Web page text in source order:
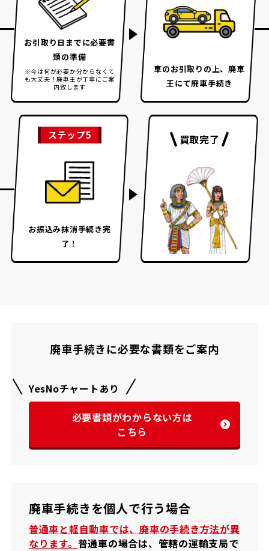
お引取り日までに必要書
類の準備
※今は何が必要か分からなくて
も大丈夫！廃車王が丁寧にご案
内致します
車のお引取りの上、廃車
王にて廃車手続き
ステップ5
お振込み抹消手続き完
了！
買取完了
廃車手続きに必要な書類をご案内
YesNoチャートあり
必要書類がわからない方は
こちら
廃車手続きを個人で行う場合
普通車と軽自動車では、廃車の手続き方法が異
なります。 普通車の場合は、管轄の運輸支局で